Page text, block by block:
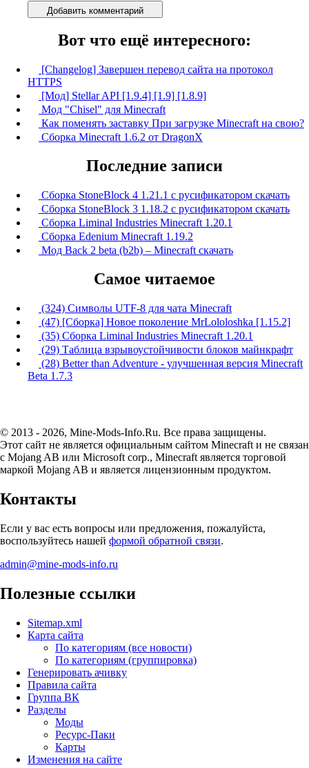
Добавить комментарий
Вот что ещё интересного:
[Changelog] Завершен перевод сайта на протокол
HTTPS
[Мод] Stellar API [1.9.4] [1.9] [1.8.9]
Мод "Chisel" для Minecraft
Как поменять заставку При загрузке Minecraft на свою?
Сборка Minecraft 1.6.2 от DragonX
Последние записи
Сборка StoneBlock 4 1.21.1 с русификатором скачать
Сборка StoneBlock 3 1.18.2 с русификатором скачать
Сборка Liminal Industries Minecraft 1.20.1
Сборка Edenium Minecraft 1.19.2
Мод Back 2 beta (b2b) – Minecraft скачать
Самое читаемое
(324) Символы UTF-8 для чата Minecraft
(47) [Сборка] Новое поколение MrLololoshka [1.15.2]
(35) Сборка Liminal Industries Minecraft 1.20.1
(29) Таблица взрывоустойчивости блоков майнкрафт
(28) Better than Adventure - улучшенная версия Minecraft
Beta 1.7.3
© 2013 - 2026, Mine-Mods-Info.Ru. Все права защищены.
Этот сайт не является официальным сайтом Minecraft и не связан
с Mojang AB или Microsoft corp., Minecraft является торговой
маркой Mojang AB и является лицензионным продуктом.
Контакты
Если у вас есть вопросы или предложения, пожалуйста,
воспользуйтесь нашей формой обратной связи.
admin@mine-mods-info.ru
Полезные ссылки
Sitemap.xml
Карта сайта
По категориям (все новости)
По категориям (группировка)
Генерировать ачивку
Правила сайта
Группа ВК
Разделы
Моды
Ресурс-Паки
Карты
Изменения на сайте